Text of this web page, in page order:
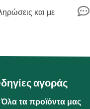
και με

αγοράς
Όλα τα προϊόντα μας